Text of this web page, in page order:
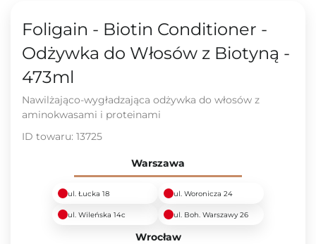
Foligain - Biotin Conditioner -
Odżywka do Włosów z Biotyną -
473ml
Nawilżająco-wygładzająca odżywka do włosów z
aminokwasami i proteinami
ID towaru: 13725
Warszawa
ul. Łucka 18 ul. Woronicza 24
ul. Wileńska 14c ul. Boh. Warszawy 26
Wrocław